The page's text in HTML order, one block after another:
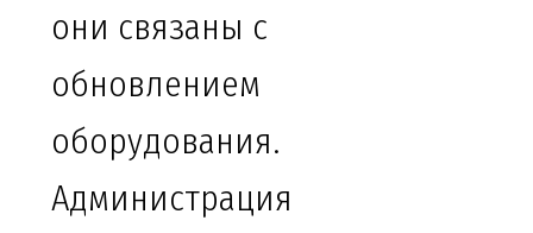
они связаны с
обновлением
оборудования.
Администрация